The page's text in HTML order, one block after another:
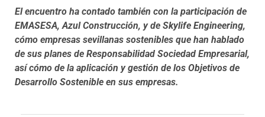
El encuentro ha contado también con la participación de
EMASESA, Azul Construcción, y de Skylife Engineering,
cómo empresas sevillanas sostenibles que han hablado
de sus planes de Responsabilidad Sociedad Empresarial,
así cómo de la aplicación y gestión de los Objetivos de
Desarrollo Sostenible en sus empresas.